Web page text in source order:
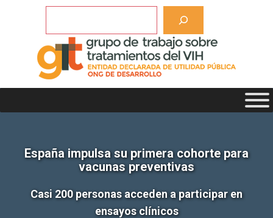
España impulsa su primera cohorte para
vacunas preventivas
Casi 200 personas acceden a participar en
ensayos clínicos